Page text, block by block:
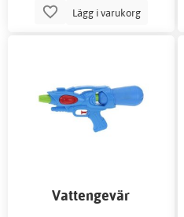
Lägg i varukorg
Vattengevär